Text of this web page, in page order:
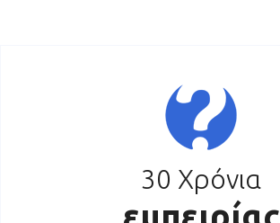
30 Χρόνια